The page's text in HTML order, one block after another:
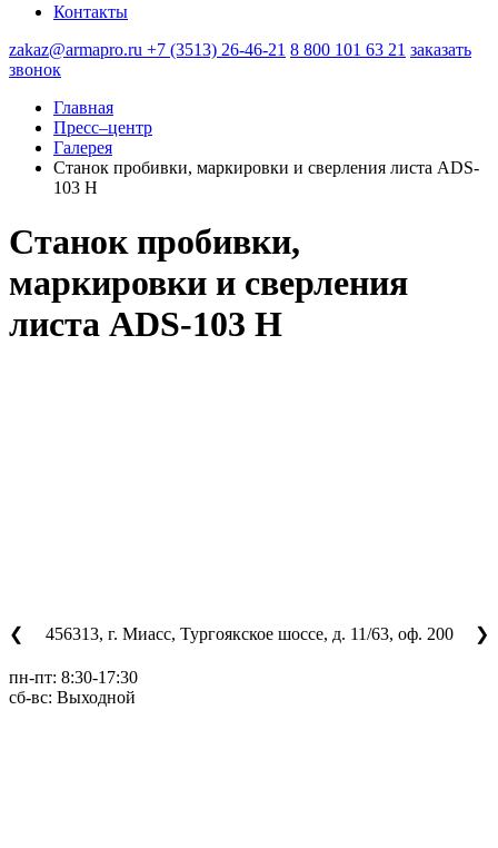
Контакты
zakaz@armapro.ru +7 (3513) 26-46-21 8 800 101 63 21 заказать
звонок
Главная
Пресс–центр
Галерея
Станок пробивки, маркировки и сверления листа ADS-
103 H
Станок пробивки,
маркировки и сверления
листа ADS-103 H
❮ 456313, г. Миасс, Тургоякское шоссе, д. 11/63, оф. 200 ❯
пн-пт: 8:30-17:30
сб-вс: Выходной